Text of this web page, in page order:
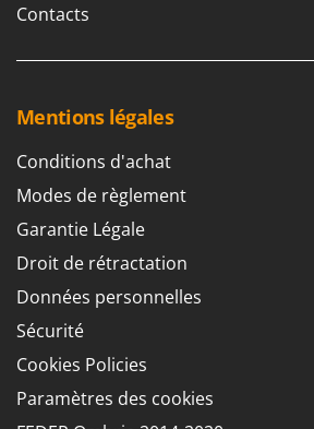
Contacts
Mentions légales
Conditions d'achat
Modes de règlement
Garantie Légale
Droit de rétractation
Données personnelles
Sécurité
Cookies Policies
Paramètres des cookies